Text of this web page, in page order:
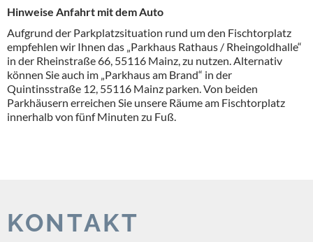
Hinweise Anfahrt mit dem Auto
Aufgrund der Parkplatzsituation rund um den Fischtorplatz
empfehlen wir Ihnen das „Parkhaus Rathaus / Rheingoldhalle“
in der Rheinstraße 66, 55116 Mainz, zu nutzen. Alternativ
können Sie auch im „Parkhaus am Brand“ in der
Quintinsstraße 12, 55116 Mainz parken. Von beiden
Parkhäusern erreichen Sie unsere Räume am Fischtorplatz
innerhalb von fünf Minuten zu Fuß.
KONTAKT